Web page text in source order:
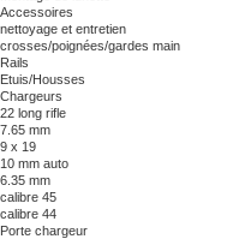
Accessoires
nettoyage et entretien
crosses/poignées/gardes main
Rails
Etuis/Housses
Chargeurs
22 long rifle
7.65 mm
9 x 19
10 mm auto
6.35 mm
calibre 45
calibre 44
Porte chargeur